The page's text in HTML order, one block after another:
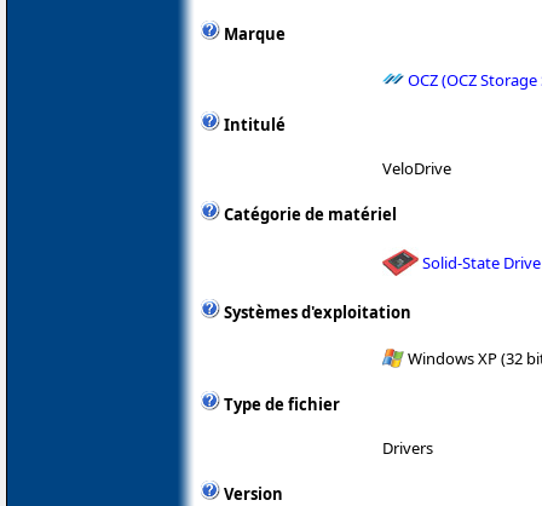
Marque
OCZ (OCZ
Intitulé
VeloDrive
Catégorie de matériel
Solid-State Drive
Systèmes d'exploitation
Windows XP (32
Type de fichier
Drivers
Version